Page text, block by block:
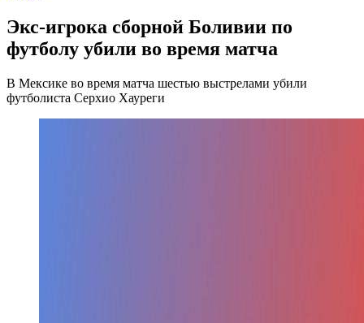
Экс-игрока сборной Боливии по
футболу убили во время матча
В Мексике во время матча шестью выстрелами убили
футболиста Серхио Хауреги